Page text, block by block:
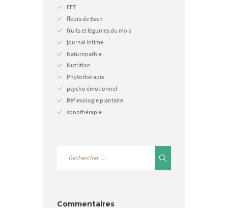
EFT
fleurs de Bach
fruits et légumes du mois
journal intime
Naturopathie
Nutrition
Phytothérapie
psycho émotionnel
Réflexologie plantaire
sonothérapie
Commentaires